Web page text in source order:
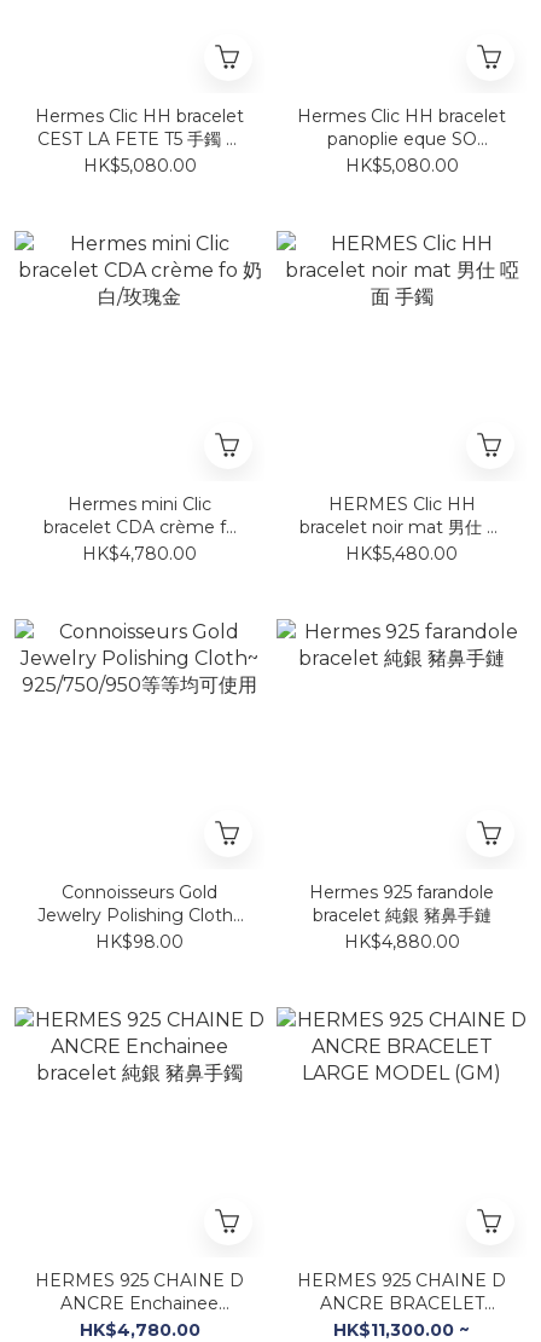
Hermes Clic HH bracelet
CEST LA FETE T5 手鐲 磨
砂銀
HK$5,080.00
Hermes Clic HH bracelet
panoplie eque SO
BLACK T5 手鐲 磨砂黑銀
HK$5,080.00
Hermes mini Clic
bracelet CDA crème fo
奶白/玫瑰金
HK$4,780.00
HERMES Clic HH
bracelet noir mat 男仕 啞
面 手鐲
HK$5,480.00
Connoisseurs Gold
Jewelry Polishing Cloth~
925/750/950等等均可使用
HK$98.00
Hermes 925 farandole
bracelet 純銀 豬鼻手鏈
HK$4,880.00
HERMES 925 CHAINE D
ANCRE Enchainee
bracelet 純銀 豬鼻手鐲
HK$4,780.00
HERMES 925 CHAINE D
ANCRE BRACELET
LARGE MODEL (GM)
HK$11,300.00 ~